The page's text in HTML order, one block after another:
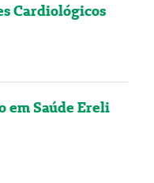
Cardiológicos
em Saúde Ereli